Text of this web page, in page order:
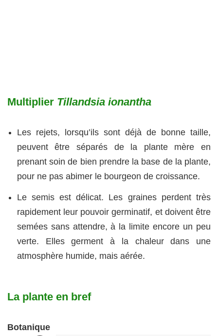
Multiplier Tillandsia ionantha
Les rejets, lorsqu’ils sont déjà de bonne taille,
peuvent être séparés de la plante mère en
prenant soin de bien prendre la base de la plante,
pour ne pas abimer le bourgeon de croissance.
Le semis est délicat. Les graines perdent très
rapidement leur pouvoir germinatif, et doivent être
semées sans attendre, à la limite encore un peu
verte. Elles germent à la chaleur dans une
atmosphère humide, mais aérée.
La plante en bref
Botanique